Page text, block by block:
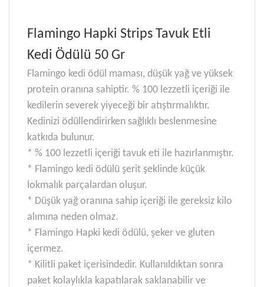
Flamingo Hapki Strips Tavuk Etli
Kedi Ödülü 50 Gr
Flamingo kedi ödül maması, düşük yağ ve yüksek
protein oranına sahiptir. % 100 lezzetli içeriği ile
kedilerin severek yiyeceği bir atıştırmalıktır.
Kedinizi ödüllendirirken sağlıklı beslenmesine
katkıda bulunur.
* % 100 lezzetli içeriği tavuk eti ile hazırlanmıştır.
* Flamingo kedi ödülü şerit şeklinde küçük
lokmalık parçalardan oluşur.
* Düşük yağ oranına sahip içeriği ile gereksiz kilo
alımına neden olmaz.
* Flamingo Hapki kedi ödülü, şeker ve gluten
içermez.
* Kilitli paket içerisindedir. Kullanıldıktan sonra
paket kolaylıkla kapatılarak saklanabilir ve